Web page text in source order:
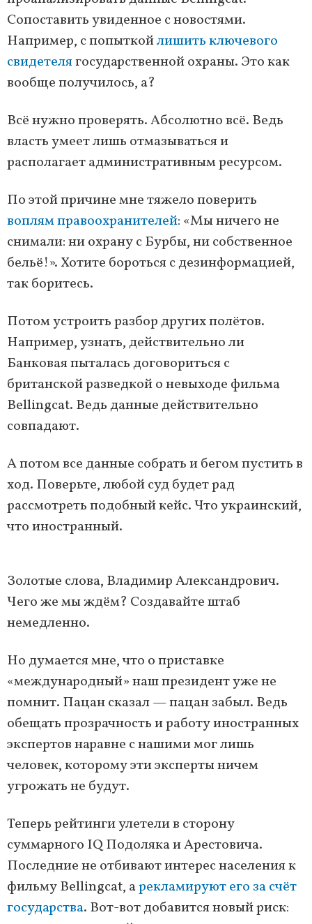
Сопоставить увиденное с новостями.
Например, с попыткойлишить ключевого
свидетелягосударственной охраны. Это как
вообще получилось, а?
Всё нужно проверять. Абсолютно всё. Ведь
власть умеет лишь отмазываться и
располагает административным ресурсом.
По этой причине мне тяжело поверить
воплям правоохранителей: «Мы ничего не
снимали: ни охрану с Бурбы, ни собственное
бельё!». Хотите бороться с дезинформацией,
так боритесь.
Потом устроить разбор других полётов.
Например, узнать, действительно ли
Банковая пыталась договориться с
британской разведкой о невыходе фильма
Bellingcat. Ведь данные действительно
совпадают.
А потом все данные собрать и бегом пустить в
ход. Поверьте, любой суд будет рад
рассмотреть подобный кейс. Что украинский,
что иностранный.
Золотые слова, Владимир Александрович.
Чего же мы ждём? Создавайте штаб
немедленно.
Но думается мне, что о приставке
«международный» наш президент уже не
помнит. Пацан сказал — пацан забыл. Ведь
обещать прозрачность и работу иностранных
экспертов наравне с нашими мог лишь
человек, которому эти эксперты ничем
угрожать не будут.
Теперь рейтинги улетели в сторону
суммарного IQ Подоляка и Арестовича.
Последние не отбивают интерес населения к
фильму Bellingcat, арекламируют его за счёт
государства. Вот-вот добавится новый риск: